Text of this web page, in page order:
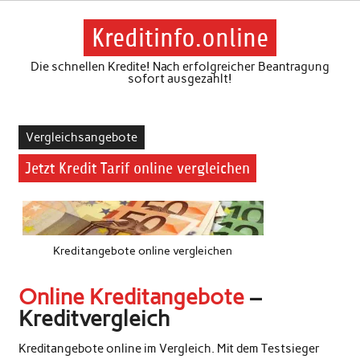
Skip
Kreditinfo.online
Die schnellen Kredite! Nach erfolgreicher Beantragung
sofort ausgezahlt!
Vergleichsangebote
Jetzt Kredit Tarif online vergleichen
Kreditangebote online vergleichen
Online Kreditangebote–
Kreditvergleich
Kreditangebote online im Vergleich. Mit dem Testsieger